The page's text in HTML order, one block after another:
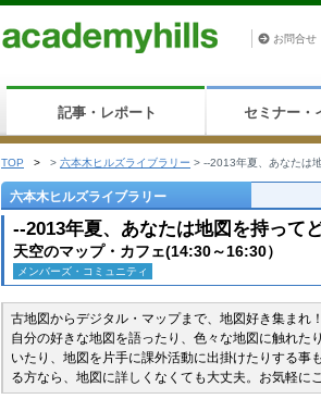
お問合せ
記事・レポート セミナー・
TOP > > 六本木ヒルズライブラリー > --2013年夏、あなたは
六本木ヒルズライブラリー
--2013年夏、あなたは地図を持って
天空のマップ・カフェ(14:30～16:30）
メンバーズ・コミュニティ
古地図からデジタル・マップまで、地図好き集まれ！
自分の好きな地図を語ったり、色々な地図に触れた
いたり、地図を片手に課外活動に出掛けたりする事
る方なら、地図に詳しくなくても大丈夫。お気軽に